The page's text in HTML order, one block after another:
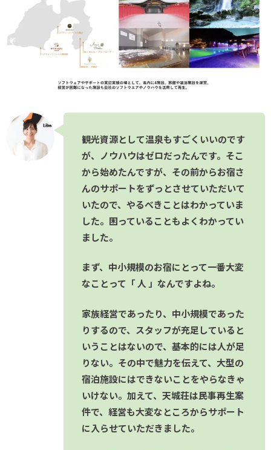
観光資源として温泉もすごくいいのです
が、ノウハウはゼロだったんです。そこ
から始めたんですが、その前からお宿さ
んのサポートをずっとさせていただいて
いたので、やるべきことはわかっていま
した。困っていることもよくわかってい
ました。
まず、中小規模のお宿にとって一番大変
なことって「 人 」なんですよね。
家族経営であったり、中小規模であった
りするので、スタッフが充足していると
いうことはないので、基本的には人が足
りない。その中で魅力を伝えて、大型の
宿泊施設にはできないことをやらなきゃ
いけない。加えて、天城荘は民事再生案
件で、経営も大変なところからサポート
に入らせていただきました。